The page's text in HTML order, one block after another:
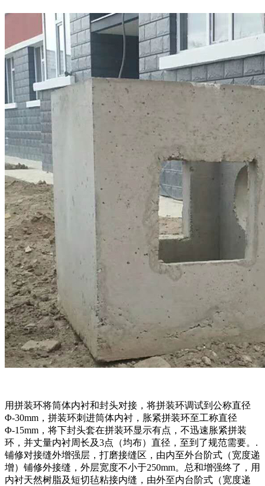
用拼装环将筒体内衬和封头对接，将拼装环调试到公称直径
Φ-30mm，拼装环刺进筒体内衬，胀紧拼装环至工称直径
Φ-15mm，将下封头套在拼装环显示有点，不迅速胀紧拼装
环，并丈量内衬周长及3点（均布）直径，至到了规范需要。.
铺修对接缝外增强层，打磨接缝区，由内至外台阶式（宽度递
增）铺修外接缝，外层宽度不小于250mm。总和增强终了，用
内衬天然树脂及短切毡粘接内缝，由外至内台阶式（宽度递